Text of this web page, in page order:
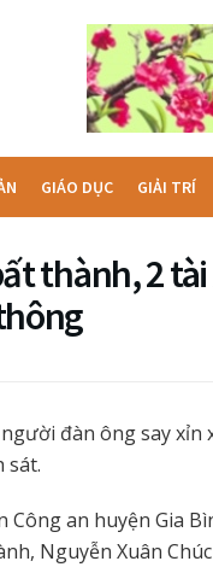
GIÁO DỤC GIẢI TRÍ
thành, 2 tài
đàn ông say xỉn
sát.
Công an huyện Gia
Nguyễn Xuân